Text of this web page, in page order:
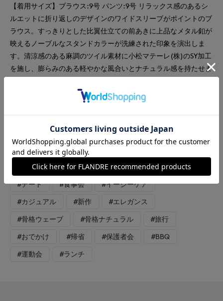
【着用サイズ】ブラウス:9号 パンツ:9号 リラックス感のあるシ
ルエットに折り返しのデザインのワイドスリーブがポイントのブ
ラウス。すっきりとした比翼仕立ての前あきに上品なメタル釦が
映えるノーブルなスタンドカラーが洗練された印象を演出しま
す。清涼感のある麻調のツイル素材に小松マテーレ(株)のSY加工
を施し、膨らみのある軽やかな風合いとナチュラル感を持たせま
ワイドシルエットのパンツはウエストはゴム仕様に内側ドロスト
付きでサイズ調整が可能でストレスフリーな穿き心地です。
#セットアップ #パンツ
#通勤・仕事 #オフィスカジュアル
#テレワーク #リラックス #休日 #女子会
#デート #食事会 #イージーケア
#カジュアル #新作 #エレガンス
#骨格ウェーブ #骨格ナチュラル #旅行
#おでかけ #帰省 #保護者会 #BBQ
#運動会 #ランチ